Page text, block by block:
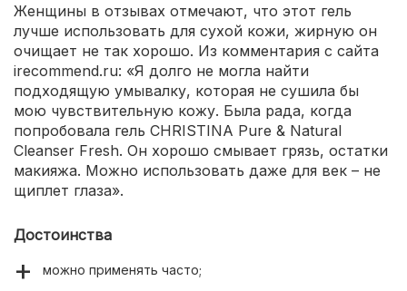
Женщины в отзывах отмечают, что этот гель
лучше использовать для сухой кожи, жирную он
очищает не так хорошо. Из комментария с сайта
irecommend.ru: «Я долго не могла найти
подходящую умывалку, которая не сушила бы
мою чувствительную кожу. Была рада, когда
попробовала гель CHRISTINA Pure & Natural
Cleanser Fresh. Он хорошо смывает грязь, остатки
макияжа. Можно использовать даже для век – не
щиплет глаза».
Достоинства
можно применять часто;